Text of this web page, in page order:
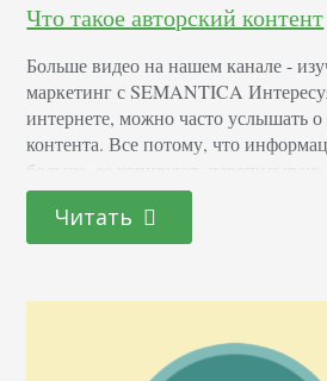
Что такое авторский контент
Больше видео на нашем канале -
маркетинг с SEMANTICA
интернете, можно часто услышать о
контента. Все потому, что
больше, ее копируют, переписываю,
собственные потребности и выдают
Очень часто ее ценность равна
потребностям пользователя и
Читать